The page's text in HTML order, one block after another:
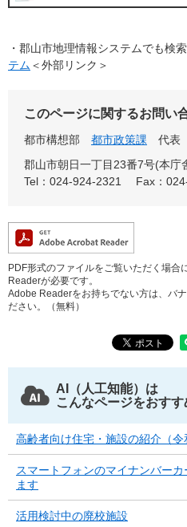
・郡山市地理情報システムでも検
テム ＜外部リンク＞
このページに関するお問い
都市構想部 都市政策課
代表
郡山市朝日一丁目23番7号(本庁
Tel：024-924-2321
Fax：
PDF形式のファイルをご覧いただく場
Readerが必要です。
Adobe Readerをお持ちでない方は、バ
ださい。（無料）
AI（人工知能）は
こんなページをおす
高齢者向け住宅・施設の紹介（令
スマートフォンのマイナンバー
ます
活用検討中の廃校施設